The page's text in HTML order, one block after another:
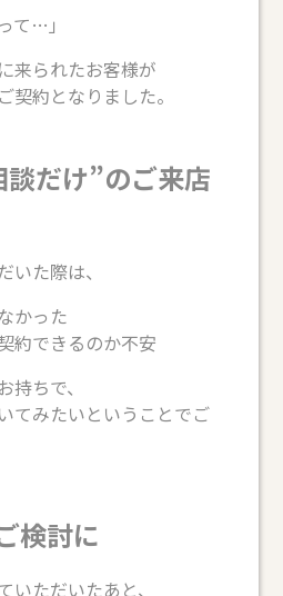
て…」
来られたお客様が
契約となりました。
だけ”のご来店
いた際は、
かった
約できるのか不安
持ちで、
てみたいということでご
検討に
いただいたあと、